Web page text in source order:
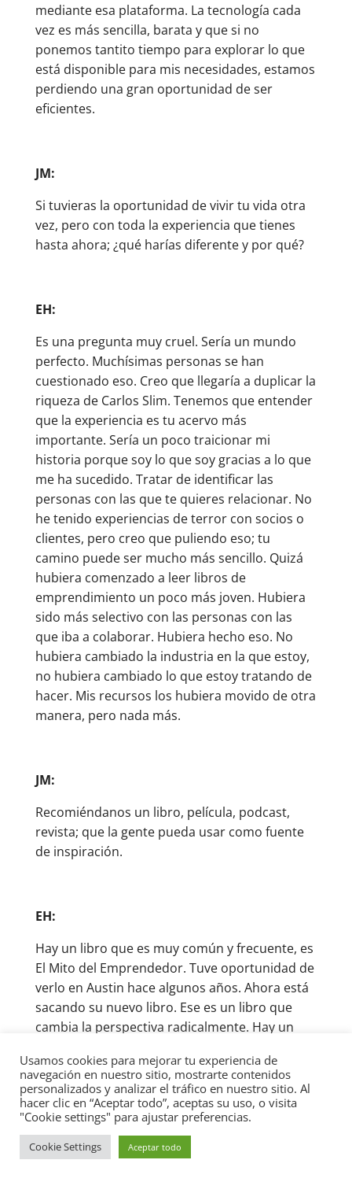
mediante esa plataforma. La tecnología cada
vez es más sencilla, barata y que si no
ponemos tantito tiempo para explorar lo que
está disponible para mis necesidades, estamos
perdiendo una gran oportunidad de ser
eficientes.
JM:
Si tuvieras la oportunidad de vivir tu vida otra
vez, pero con toda la experiencia que tienes
hasta ahora; ¿qué harías diferente y por qué?
EH:
Es una pregunta muy cruel. Sería un mundo
perfecto. Muchísimas personas se han
cuestionado eso. Creo que llegaría a duplicar la
riqueza de Carlos Slim. Tenemos que entender
que la experiencia es tu acervo más
importante. Sería un poco traicionar mi
historia porque soy lo que soy gracias a lo que
me ha sucedido. Tratar de identificar las
personas con las que te quieres relacionar. No
he tenido experiencias de terror con socios o
clientes, pero creo que puliendo eso; tu
camino puede ser mucho más sencillo. Quizá
hubiera comenzado a leer libros de
emprendimiento un poco más joven. Hubiera
sido más selectivo con las personas con las
que iba a colaborar. Hubiera hecho eso. No
hubiera cambiado la industria en la que estoy,
no hubiera cambiado lo que estoy tratando de
hacer. Mis recursos los hubiera movido de otra
manera, pero nada más.
JM:
Recomiéndanos un libro, película, podcast,
revista; que la gente pueda usar como fuente
de inspiración.
EH:
Hay un libro que es muy común y frecuente, es
El Mito del Emprendedor. Tuve oportunidad de
verlo en Austin hace algunos años. Ahora está
sacando su nuevo libro. Ese es un libro que
cambia la perspectiva radicalmente. Hay un
pienso en los negocios. Es “El libro negro del
emprendedor”, por Fernando Trias de Bes. Es
un libro donde habla de qué se trata el
emprendimiento. Habla de los aspectos
complicados de lo que significa arrancar una
empresa. Es un libro brutal. Es tan negro su
Usamos cookies para mejorar tu experiencia de
navegación en nuestro sitio, mostrarte contenidos
personalizados y analizar el tráfico en nuestro sitio. Al
hacer clic en “Aceptar todo”, aceptas su uso, o visita
"Cookie settings" para ajustar preferencias.
Cookie Settings Aceptar todo